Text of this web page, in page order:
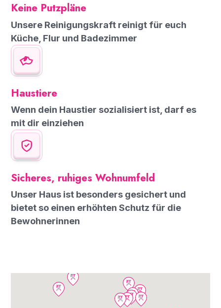
Keine Putzpläne
Unsere Reinigungskraft reinigt für euch
Küche, Flur und Badezimmer
Haustiere
Wenn dein Haustier sozialisiert ist, darf es
mit dir einziehen
Sicheres, ruhiges Wohnumfeld
Unser Haus ist besonders gesichert und
bietet so einen erhöhten Schutz für die
Bewohnerinnen